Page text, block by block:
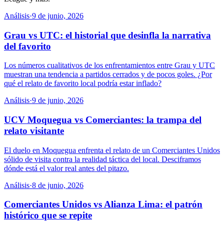
Análisis·9 de junio, 2026
Grau vs UTC: el historial que desinfla la narrativa
del favorito
Los números cualitativos de los enfrentamientos entre Grau y UTC
muestran una tendencia a partidos cerrados y de pocos goles. ¿Por
qué el relato de favorito local podría estar inflado?
Análisis·9 de junio, 2026
UCV Moquegua vs Comerciantes: la trampa del
relato visitante
El duelo en Moquegua enfrenta el relato de un Comerciantes Unidos
sólido de visita contra la realidad táctica del local. Desciframos
dónde está el valor real antes del pitazo.
Análisis·8 de junio, 2026
Comerciantes Unidos vs Alianza Lima: el patrón
histórico que se repite